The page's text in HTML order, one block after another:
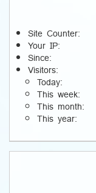
Site Counter:
Your IP:
Since:
Visitors:
Today:
This week:
This month:
This year: